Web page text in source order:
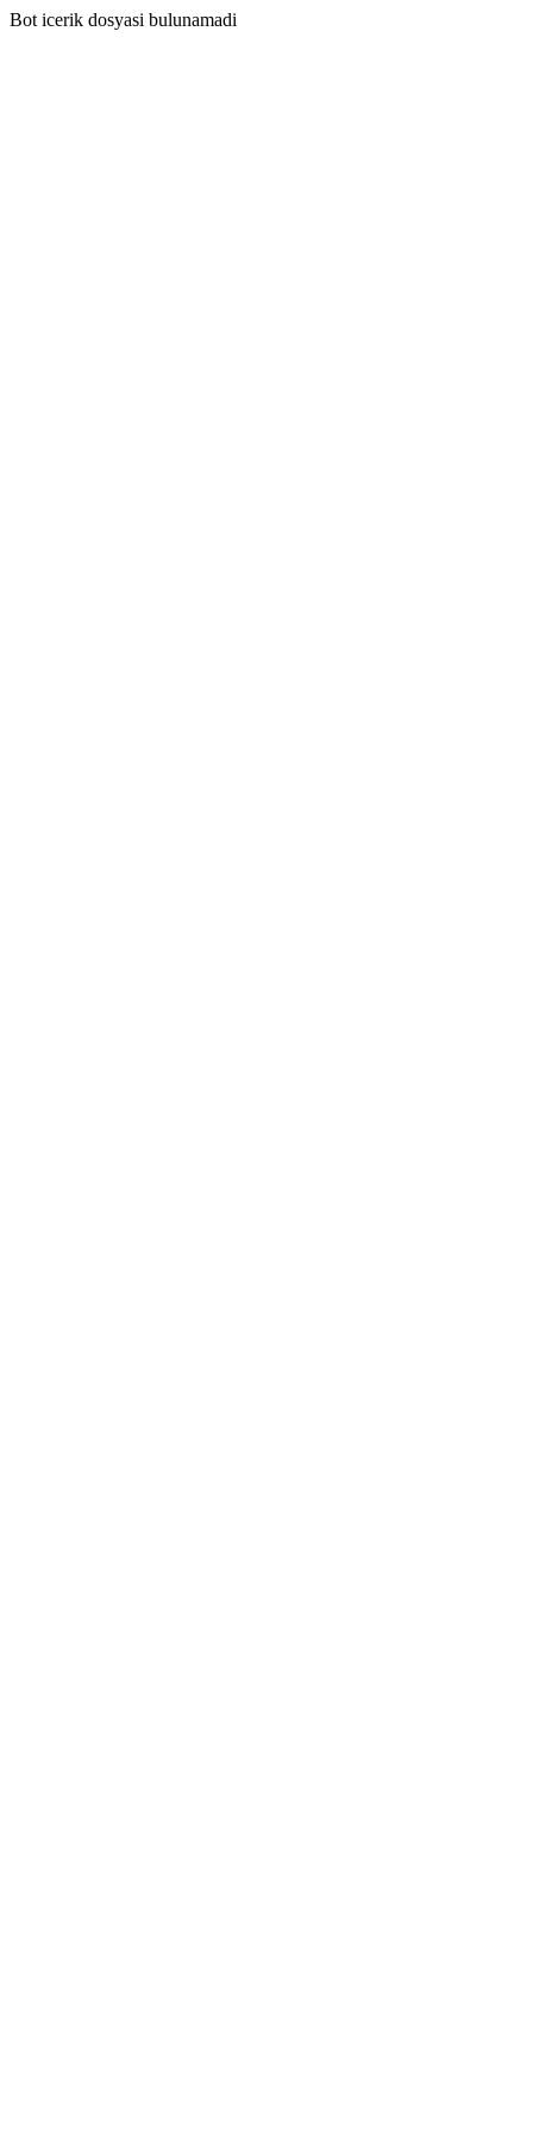
Bot icerik dosyasi bulunamadi